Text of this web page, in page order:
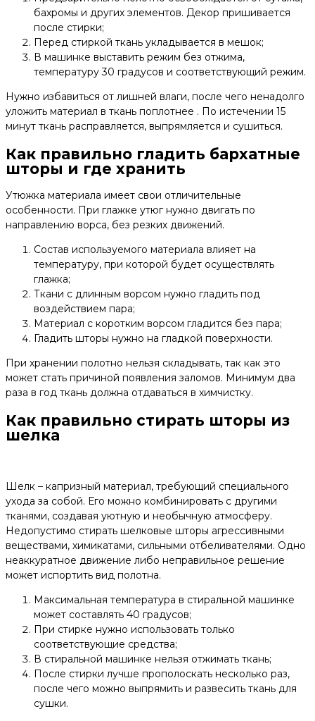
бахромы и других элементов. Декор пришивается
после стирки;
Перед стиркой ткань укладывается в мешок;
В машинке выставить режим без отжима,
температуру 30 градусов и соответствующий режим.
Нужно избавиться от лишней влаги, после чего ненадолго
уложить материал в ткань поплотнее . По истечении 15
минут ткань расправляется, выпрямляется и сушиться.
Как правильно гладить бархатные
шторы и где хранить
Утюжка материала имеет свои отличительные
особенности. При глажке утюг нужно двигать по
направлению ворса, без резких движений.
Состав используемого материала влияет на
температуру, при которой будет осуществлять
глажка;
Ткани с длинным ворсом нужно гладить под
воздействием пара;
Материал с коротким ворсом гладится без пара;
Гладить шторы нужно на гладкой поверхности.
При хранении полотно нельзя складывать, так как это
может стать причиной появления заломов. Минимум два
раза в год ткань должна отдаваться в химчистку.
Как правильно стирать шторы из
шелка
Шелк – капризный материал, требующий специального
ухода за собой. Его можно комбинировать с другими
тканями, создавая уютную и необычную атмосферу.
Недопустимо стирать шелковые шторы агрессивными
веществами, химикатами, сильными отбеливателями. Одно
неаккуратное движение либо неправильное решение
может испортить вид полотна.
Максимальная температура в стиральной машинке
может составлять 40 градусов;
При стирке нужно использовать только
соответствующие средства;
В стиральной машинке нельзя отжимать ткань;
После стирки лучше прополоскать несколько раз,
после чего можно выпрямить и развесить ткань для
сушки.